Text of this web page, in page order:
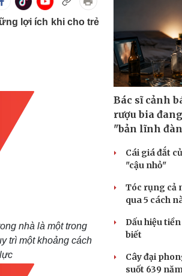
Doanh nghiệp
Thông tin doanh nghiệp
Doanh nghiệp 24h
Doanh nhân
Vì cộng đồng
lợi ích khi cho trẻ
nhà là một trong
trì một khoảng cách
Bác sĩ cảnh
rượu bia
"bản lĩnh
Cái giá đắt
"cậu nhỏ"
Tóc rụng cả
qua 5 cách
Dấu hiệu
biết
Cây đại
suốt 639